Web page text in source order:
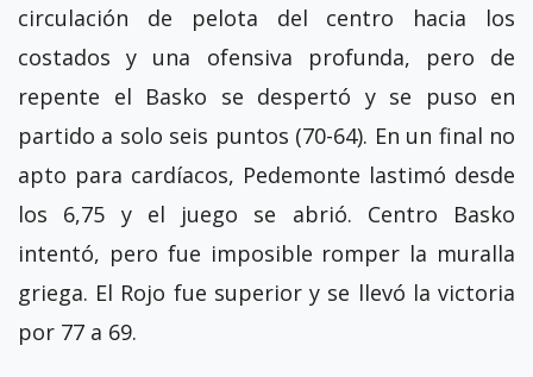
circulación de pelota del centro hacia los
costados y una ofensiva profunda, pero de
repente el Basko se despertó y se puso en
partido a solo seis puntos (70-64). En un final no
apto para cardíacos, Pedemonte lastimó desde
los 6,75 y el juego se abrió. Centro Basko
intentó, pero fue imposible romper la muralla
griega. El Rojo fue superior y se llevó la victoria
por 77 a 69.